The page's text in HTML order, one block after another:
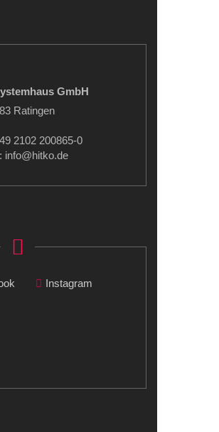
GmbH
Ratingen
2102 200865-0
info@hitko.de
Instagram